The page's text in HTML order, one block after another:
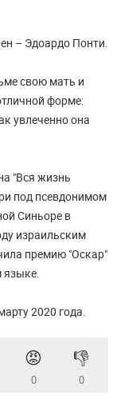
– Эдоардо Понти.
свою мать и
форме:
увлеченно она
"Вся жизнь
под псевдонимом
Синьоре в
израильским
премию "Оскар"
языке.
2020 года.
😡
0
👎
0